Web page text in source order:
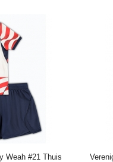
Weah #21 Thuis